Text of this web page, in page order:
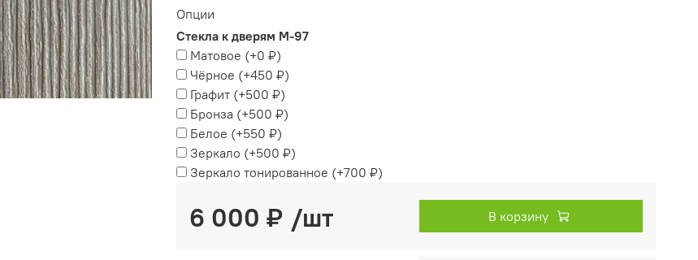
Опции
Стекла к дверям М-97
Матовое (+0 ₽)
Чёрное (+450 ₽)
Графит (+500 ₽)
Бронза (+500 ₽)
Белое (+550 ₽)
Зеркало (+500 ₽)
Зеркало тонированное (+700 ₽)
6 000 ₽ /шт В корзину